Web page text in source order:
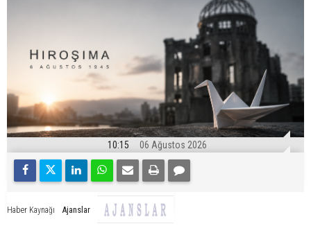
10:15 06 Ağustos 2026
Haber Kaynağı Ajanslar